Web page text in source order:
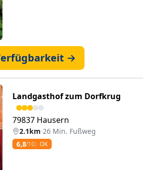
→
Landgasthof zum Dorfkrug
79837 Hausern
2.1km·26 Min. Fußweg
6,8/10 OK